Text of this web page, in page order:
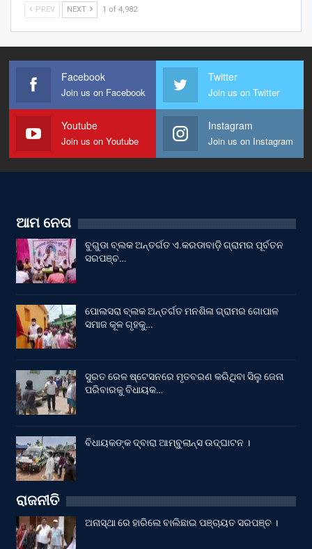
PREV NEXT 1 of 4,982
Facebook
Join us on Facebook
Twitter
Join us on Twitter
Youtube
Join us on Youtube
Instagram
Join us on Instagram
ଆମ ନେତା
ବୁଗୁଡା ବ୍ଲକ ଅନ୍ତର୍ଗତ ଏ.କରଡାବାଡ଼ି ଗ୍ରାମର ପୂର୍ବତନ
ସରପଞ୍ଚ…
ପୋଲସରା ବ୍ଲକ ଅନ୍ତର୍ଗତ ମନଶିଳା ଗ୍ରାମର ଗୋପାଳ
ସମାଜ କୂଳ ଗୃହକୁ…
ସୁରତ ରେଳ ଷ୍ଟେସନରେ ମୃତବରଣ କରିଥିବା ସିଲୁ ଜେନା
ପରିବାରକୁ ବିଧାୟକ…
ବିଧାୟକଙ୍କ ଦ୍ବାରା ଆମ୍ବୁଲାନ୍ସ ଉଦ୍‌ଘାଟନ ।
ରାଜନୀତି
ଅନାସ୍ଥା ରେ ହାରିଲେ ବାଲିଛାଇ ପଞ୍ଚାୟତ ସରପଞ୍ଚ ।